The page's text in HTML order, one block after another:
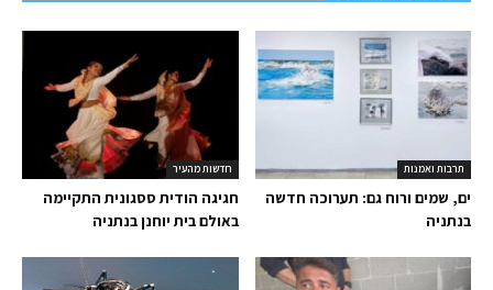
חדשות מהעיר
חגיגה הודית ססגונית התקיימה
באולם בית יוחנן בנתניה
תרבות ואמנות
ים, שמים ורוח גם: תערוכה חדשה
בנתניה